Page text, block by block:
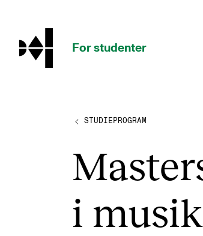
hjem
For studenter
STUDIENE
Eksamen, arbeidskrav og
Studieplaner og emner
Studiekalender
Tilrettelegging og fritak
STUDIEPROGRAM
i